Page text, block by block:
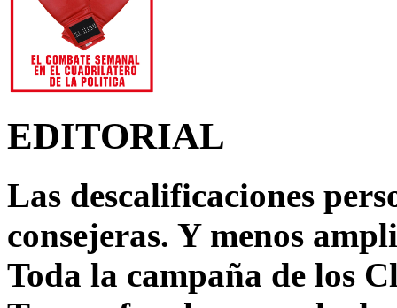
EDITORIAL
Las descalificaciones
consejeras. Y menos
Toda la campaña de los